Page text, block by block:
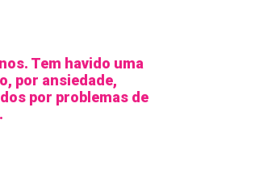
Tem havido uma
por ansiedade,
por problemas de